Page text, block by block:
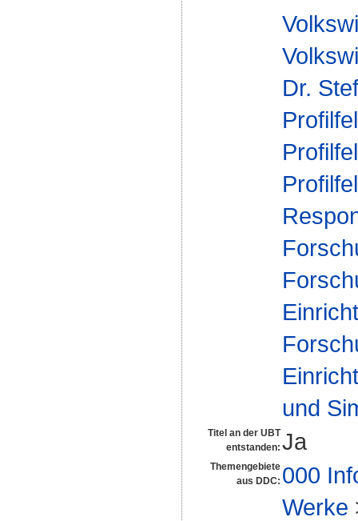
Dr.
und
Titel an der UBT
entstanden: Ja
Themengebiete
aus DDC: 000
Werke